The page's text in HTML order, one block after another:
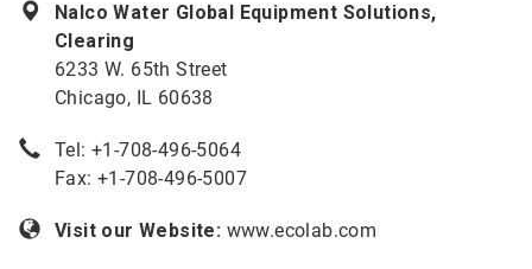
Nalco Water Global Equipment Solutions,
Clearing
6233 W. 65th Street
Chicago, IL 60638
Tel: +1-708-496-5064
Fax: +1-708-496-5007
Visit our Website: www.ecolab.com